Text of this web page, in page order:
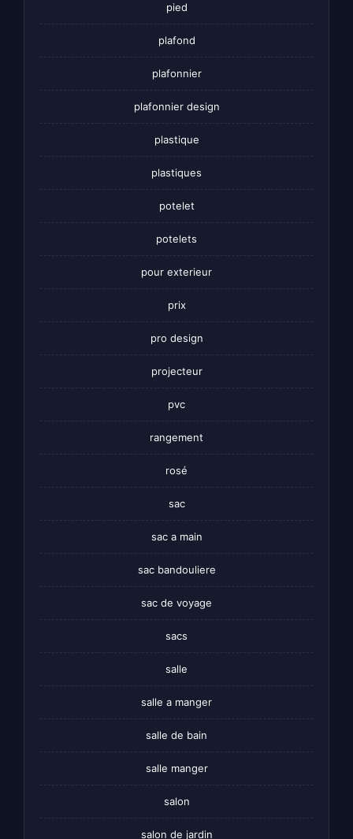
pied
plafond
plafonnier
plafonnier design
plastique
plastiques
potelet
potelets
pour exterieur
prix
pro design
projecteur
pvc
rangement
rosé
sac
sac a main
sac bandouliere
sac de voyage
sacs
salle
salle a manger
salle de bain
salle manger
salon
salon de jardin